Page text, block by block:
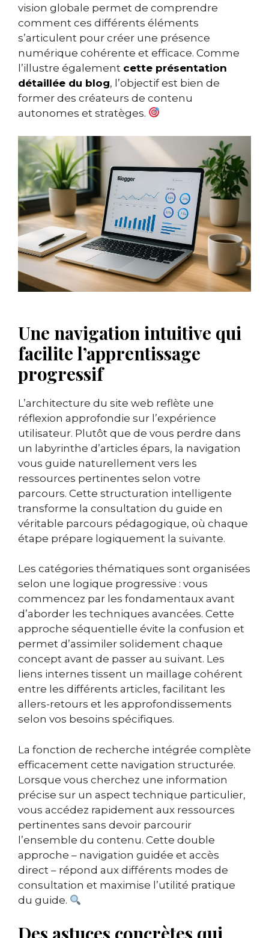
vision globale permet de comprendre
comment ces différents éléments
s’articulent pour créer une présence
numérique cohérente et efficace. Comme
l’illustre également cette présentation
détaillée du blog, l’objectif est bien de
former des créateurs de contenu
autonomes et stratèges.
Une navigation intuitive qui
facilite l’apprentissage
progressif
L’architecture du site web reflète une
réflexion approfondie sur l’expérience
utilisateur. Plutôt que de vous perdre dans
un labyrinthe d’articles épars, la navigation
vous guide naturellement vers les
ressources pertinentes selon votre
parcours. Cette structuration intelligente
transforme la consultation du guide en
véritable parcours pédagogique, où chaque
étape prépare logiquement la suivante.
Les catégories thématiques sont organisées
selon une logique progressive : vous
commencez par les fondamentaux avant
d’aborder les techniques avancées. Cette
approche séquentielle évite la confusion et
permet d’assimiler solidement chaque
concept avant de passer au suivant. Les
liens internes tissent un maillage cohérent
entre les différents articles, facilitant les
allers-retours et les approfondissements
selon vos besoins spécifiques.
La fonction de recherche intégrée complète
efficacement cette navigation structurée.
Lorsque vous cherchez une information
précise sur un aspect technique particulier,
vous accédez rapidement aux ressources
pertinentes sans devoir parcourir
l’ensemble du contenu. Cette double
approche – navigation guidée et accès
direct – répond aux différents modes de
consultation et maximise l’utilité pratique
du guide.
Des astuces concrètes qui